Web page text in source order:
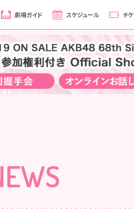
劇場ガイド スケジュール チ